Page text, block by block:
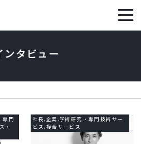
ンタビュー
専門
・
社長,企業,学術研究・専門技術サー
ビス,複合サービス